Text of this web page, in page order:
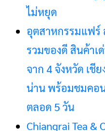
ไม่หยุด
อุตสาหกรรมแฟร์
รวมของดี สินค้าเ
จาก 4 จังหวัด เชี
น่าน พร้อมชมคอ
ตลอด 5 วัน
Chiangrai Tea &